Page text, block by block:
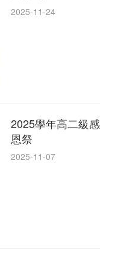
2025-11-24
2025學年高二級感
恩祭
2025-11-07